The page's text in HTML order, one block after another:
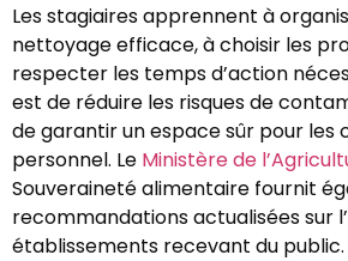
Les stagiaires apprennent à
nettoyage efficace, à choisir les
respecter les temps d’action
est de réduire les risques de
de garantir un espace sûr pour les
personnel. Le Ministère de
Souveraineté alimentaire fournit
recommandations actualisées sur
établissements recevant du public.